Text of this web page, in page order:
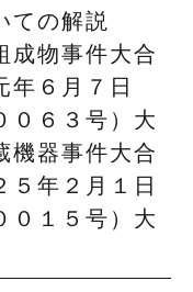
ての解説
成物事件大合
年６月７日
０６３号）大
機器事件大合
５年２月１日
０１５号）大